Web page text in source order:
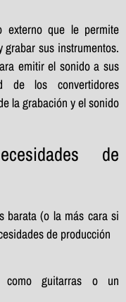
externo que le permite
sus instrumentos.
emitir el sonido a sus
de los convertidores
la grabación y el sonido
de
barata (o la más cara si
de producción
como guitarras o un